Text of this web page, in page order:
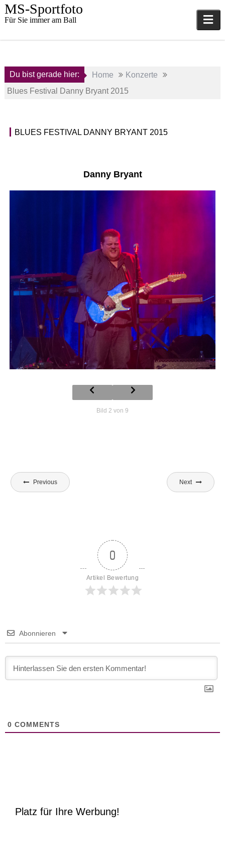
Skip
toMS-Sportfoto
Für Sie immer am Ball
Du bist gerade hier: Home
Konzerte
Blues Festival Danny Bryant 2015
Oktober
d
m
K
e
r
BLUES FESTIVAL DANNY BRYANT 2015
Danny Bryant
Bild 2 von 9
Beitragsnavigation
Previous Next
0
Artikel Bewertung
Abonnieren
0 COMMENTS
Platz für Ihre Werbung!